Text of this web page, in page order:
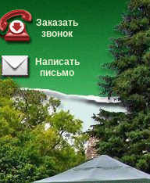
Заказать
звонок
Написать
письмо